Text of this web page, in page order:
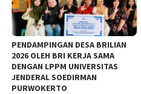
PENDAMPINGAN DESA BRILIAN
2026 OLEH BRI KERJA SAMA
DENGAN LPPM UNIVERSITAS
JENDERAL SOEDIRMAN
PURWOKERTO